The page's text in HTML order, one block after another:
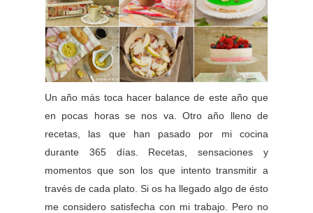
Un año más toca hacer balance de este año que
en pocas horas se nos va. Otro año lleno de
recetas, las que han pasado por mi cocina
durante 365 días. Recetas, sensaciones y
momentos que son los que intento transmitir a
través de cada plato. Si os ha llegado algo de ésto
me considero satisfecha con mi trabajo. Pero no